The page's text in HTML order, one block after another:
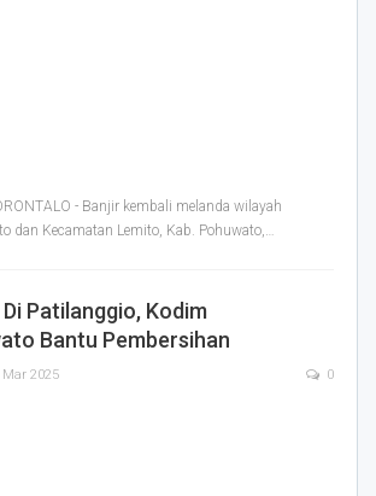
- Banjir kembali melanda wilayah
dan Kecamatan Lemito, Kab. Pohuwato,…
Patilanggio, Kodim
Bantu Pembersihan
Mar 2025 0